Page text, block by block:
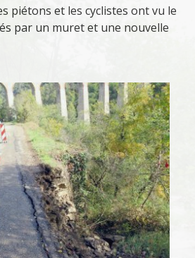
piétons et les cyclistes ont vu le
par un muret et une nouvelle